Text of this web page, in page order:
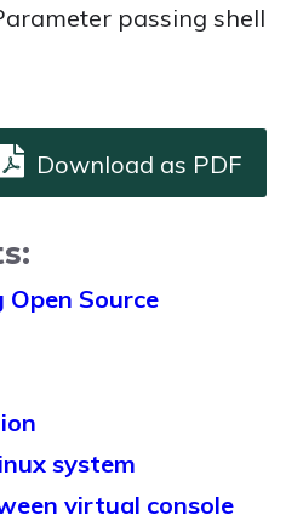
passing shell
Download as PDF
Source
system
virtual console